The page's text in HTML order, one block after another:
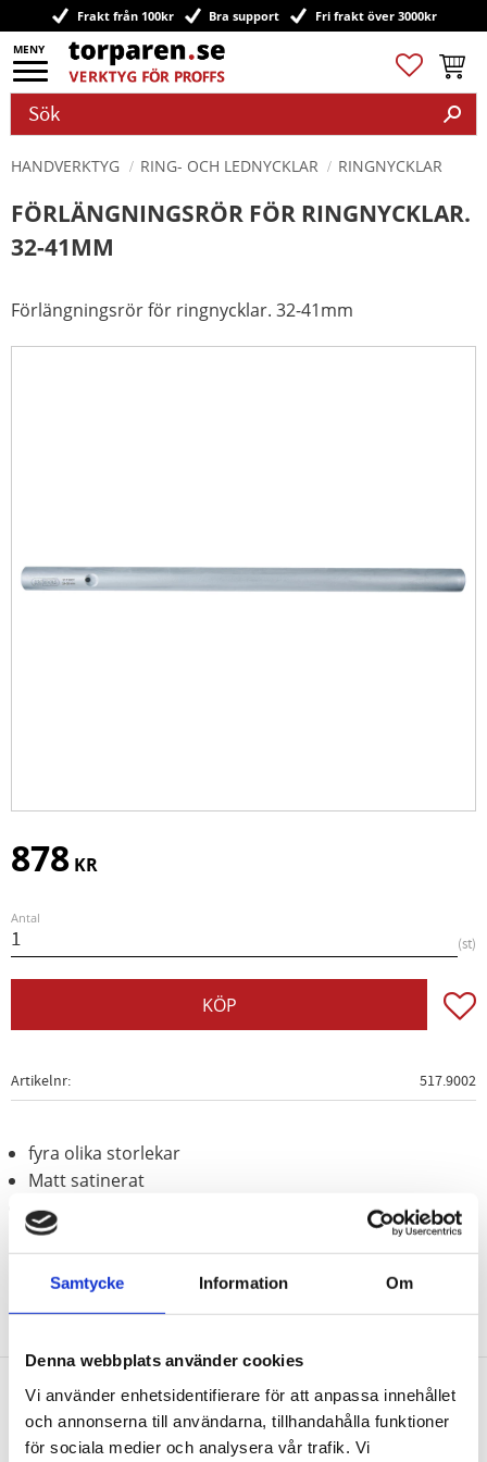
Samtycke Information Om
Denna webbplats använder cookies
Vi använder enhetsidentifierare för att anpassa innehållet
och annonserna till användarna, tillhandahålla funktioner
för sociala medier och analysera vår trafik. Vi
Meny
Frakt från 100kr Bra support Fri frakt över 3000kr
Favoriter
HANDVERKTYG RING- OCH LEDNYCKLAR RINGNYCKLAR
FÖRLÄNGNINGSRÖR FÖR RINGNYCKLAR.
32-41MM
Förlängningsrör för ringnycklar. 32-41mm
878 KR
Antal
st
KÖP
Artikelnr 517.9002
fyra olika storlekar
Matt satinerat
Krom vanadium
Nyhetsbrev